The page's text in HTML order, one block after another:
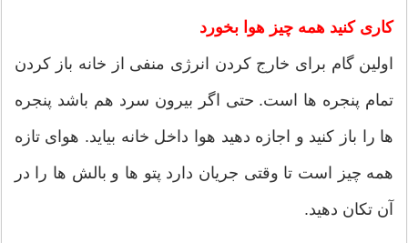
کاری کنید همه چیز هوا بخورد
اولین گام برای خارج کردن انرژی منفی از خانه باز کردن
تمام پنجره ها است. حتی اگر بیرون سرد هم باشد پنجره
ها را باز کنید و اجازه دهید هوا داخل خانه بیاید. هوای تازه
همه چیز است تا وقتی جریان دارد پتو ها و بالش ها را در
آن تکان دهید.